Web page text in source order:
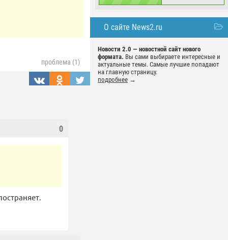
О сайте News2.ru
Новости 2.0 — новостной сайт нового
формата. Вы сами выбираете интересные и
актуальные темы. Самые лучшие попадают
на главную страницу.
подробнее →
проблема (1)
0